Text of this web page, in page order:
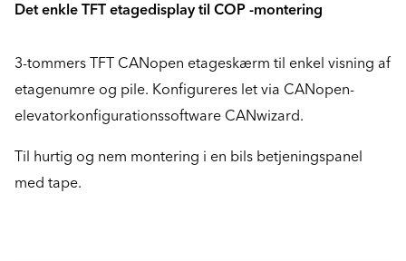
Det enkle TFT etagedisplay til COP -montering
3-tommers TFT CANopen etageskærm til enkel visning af
etagenumre og pile. Konfigureres let via CANopen-
elevatorkonfigurationssoftware CANwizard.
Til hurtig og nem montering i en bils betjeningspanel
med tape.